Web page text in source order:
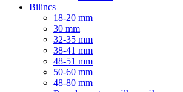
Bilincs
18-20 mm
30 mm
32-35 mm
38-41 mm
48-51 mm
50-60 mm
48-80 mm